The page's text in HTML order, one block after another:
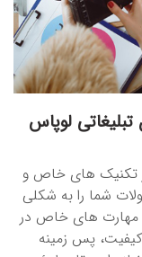
لوپاس
تکنیک های خاص و
شما را به شکلی
مهارت های خاص در
پس زمینه